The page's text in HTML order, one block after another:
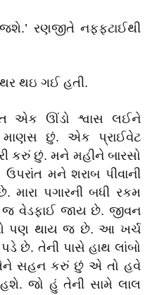
રણજીતે નફ્ફટાઈથી
થઇ ગઈ હતી.
એક ઊંડો શ્વાસ લઈને
માણસ છું. એક પ્રાઈવેટ
કરું છું. મને મહીને બારસો
મને શરાબ પીવાની
મારા પગારની બધી રકમ
જ વેડફાઈ જાય છે. જીવન
પણ થાય જ છે. આ ખર્ચ
પડે છે. તેની પાસે હાથ લાંબો
તેને સહન કરું છું એ તો હવે
જો હું તેની સામે લાલ